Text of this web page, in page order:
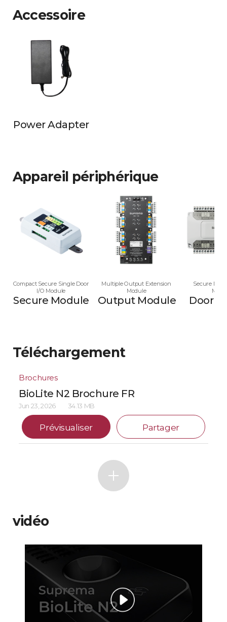
Accessoire
Power Adapter
Appareil périphérique
Compact Secure Single Door
I/O Module
Secure Module
Multiple Output Extension
Module
Output Module
Secure
Door
Téléchargement
Brochures
BioLite N2 Brochure FR
Jun 23, 2026 34.13 MB
Prévisualiser Partager
vidéo